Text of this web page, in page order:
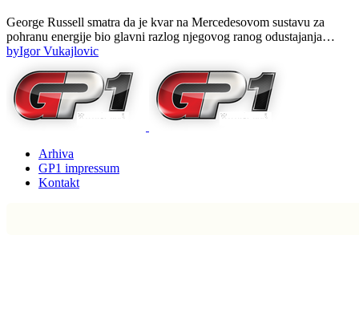
George Russell smatra da je kvar na Mercedesovom sustavu za
pohranu energije bio glavni razlog njegovog ranog odustajanja…
byIgor Vukajlovic
Arhiva
GP1 impressum
Kontakt